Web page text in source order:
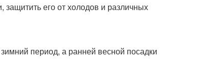
его от холодов и различных
период, а ранней весной посадки